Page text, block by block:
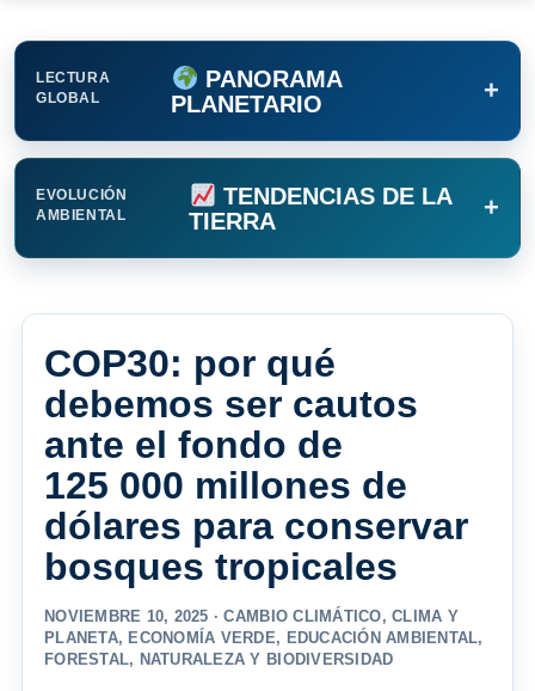
LECTURA
GLOBAL
PANORAMA
PLANETARIO
+
EVOLUCIÓN
AMBIENTAL
TENDENCIAS DE LA
TIERRA
+
COP30: por qué
debemos ser cautos
ante el fondo de
125 000 millones de
dólares para conservar
bosques tropicales
NOVIEMBRE 10, 2025 ·CAMBIO CLIMÁTICO,CLIMA Y
PLANETA, ECONOMÍA VERDE, EDUCACIÓN AMBIENTAL,
FORESTAL, NATURALEZA Y BIODIVERSIDAD